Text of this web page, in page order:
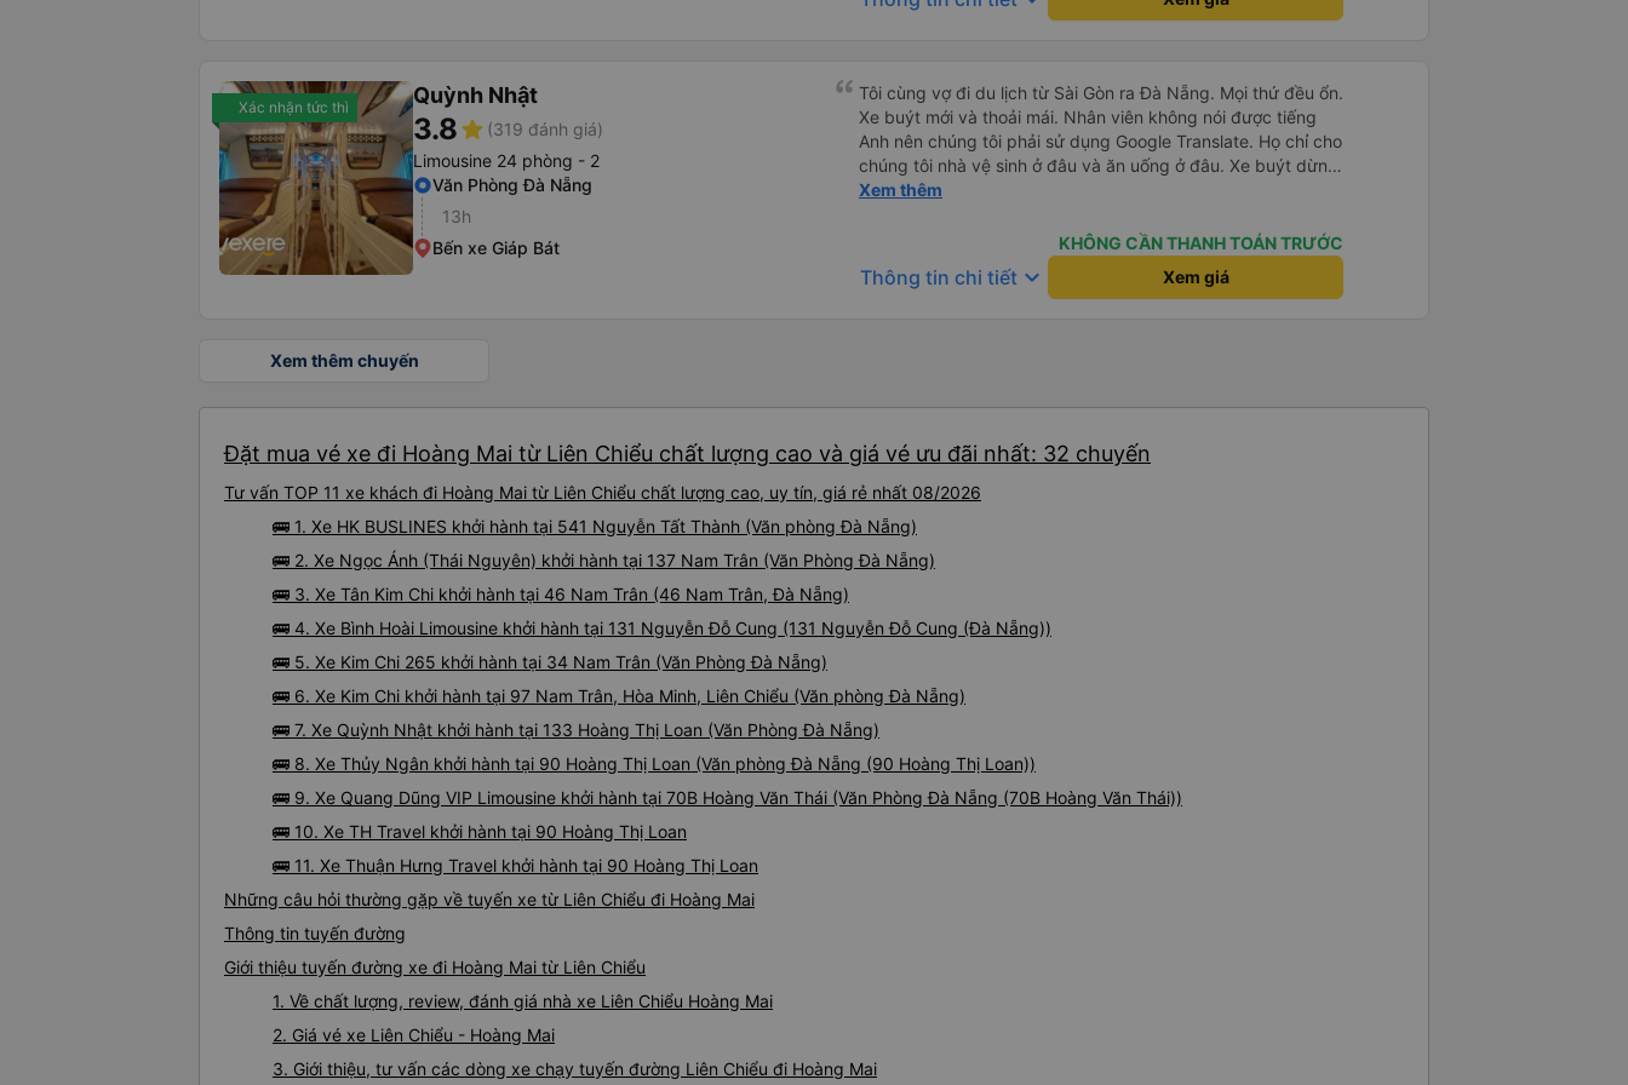
Xác nhận tức thì Quỳnh Nhật
3.8star (319 đánh giá)
Limousine 24 phòng - 2
Văn Phòng Đà Nẵng
13h
Bến xe Giáp Bát
Tôi cùng vợ đi du lịch từ Sài Gòn ra Đà Nẵng. Mọi thứ đều ổn.
Xe buýt mới và thoải mái. Nhân viên không nói được tiếng
Anh nên chúng tôi phải sử dụng Google Translate. Họ chỉ cho
chúng tôi nhà vệ sinh ở đâu và ăn uống ở đâu. Xe buýt dừng
4 lần trong chuyến đi 16 giờ của chúng tôi. Chúng tôi đến
chính là công ty đã thay đổi điểm đón của chúng tôi. Họ gọi
cho chúng tôi cả buổi sáng để thông báo nhưng chúng tôi
không hiểu được tiếng Việt. Người quản lý trong khách sạn
Xem thêm
KHÔNG CẦN THANH TOÁN TRƯỚC
Thông tin chi tiết keyboard_arrow_down Xem giá
Xem thêm chuyến
Đặt mua vé xe đi Hoàng Mai từ Liên Chiểu chất lượng cao và giá vé ưu đãi nhất: 32 chuyến
Tư vấn TOP 11 xe khách đi Hoàng Mai từ Liên Chiểu chất lượng cao, uy tín, giá rẻ nhất 08/2026
🚌 1. Xe HK BUSLINES khởi hành tại 541 Nguyễn Tất Thành (Văn phòng Đà Nẵng)
🚌 2. Xe Ngọc Ánh (Thái Nguyên) khởi hành tại 137 Nam Trân (Văn Phòng Đà Nẵng)
🚌 3. Xe Tân Kim Chi khởi hành tại 46 Nam Trân (46 Nam Trân, Đà Nẵng)
🚌 4. Xe Bình Hoài Limousine khởi hành tại 131 Nguyễn Đỗ Cung (131 Nguyễn Đỗ Cung (Đà Nẵng))
🚌 5. Xe Kim Chi 265 khởi hành tại 34 Nam Trân (Văn Phòng Đà Nẵng)
🚌 6. Xe Kim Chi khởi hành tại 97 Nam Trân, Hòa Minh, Liên Chiểu (Văn phòng Đà Nẵng)
🚌 7. Xe Quỳnh Nhật khởi hành tại 133 Hoàng Thị Loan (Văn Phòng Đà Nẵng)
🚌 8. Xe Thủy Ngân khởi hành tại 90 Hoàng Thị Loan (Văn phòng Đà Nẵng (90 Hoàng Thị Loan))
🚌 9. Xe Quang Dũng VIP Limousine khởi hành tại 70B Hoàng Văn Thái (Văn Phòng Đà Nẵng (70B Hoàng Văn Thái))
🚌 10. Xe TH Travel khởi hành tại 90 Hoàng Thị Loan
🚌 11. Xe Thuận Hưng Travel khởi hành tại 90 Hoàng Thị Loan
Những câu hỏi thường gặp về tuyến xe từ Liên Chiểu đi Hoàng Mai
Thông tin tuyến đường
Giới thiệu tuyến đường xe đi Hoàng Mai từ Liên Chiểu
1. Về chất lượng, review, đánh giá nhà xe Liên Chiểu Hoàng Mai
2. Giá vé xe Liên Chiểu - Hoàng Mai
3. Giới thiệu, tư vấn các dòng xe chạy tuyến đường Liên Chiểu đi Hoàng Mai